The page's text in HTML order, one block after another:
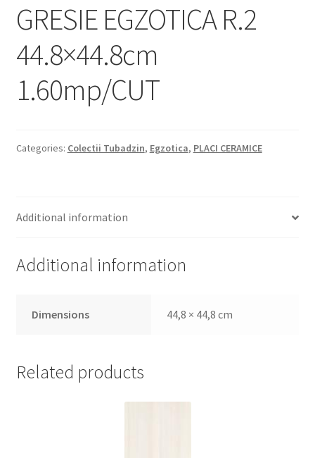
Magazin
Plată
GRESIE EGZOTICA R.2
44.8×44.8cm
1.60mp/CUT
Categories: Colectii Tubadzin, Egzotica, PLACI CERAMICE
Additional information
Additional information
Dimensions 44,8 × 44,8 cm
Related products